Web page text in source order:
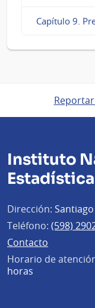
Capítulo 9.
Instituto
Estadística
Dirección:
Teléfono: (598)
Contacto
Horario de
horas